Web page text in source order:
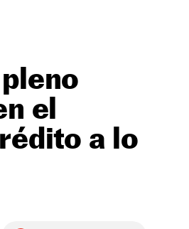
el
a lo